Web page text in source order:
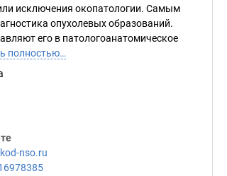
исключения окопатологии. Самым
опухолевых образований.
его в патологоанатомическое
полностью…
nso.ru